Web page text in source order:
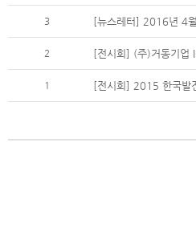
3 [뉴스레터] 2016년 4월
2 [전시회] (주)거동기업
1 [전시회] 2015 한국발